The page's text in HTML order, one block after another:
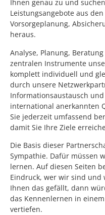
Ihnen genau zu und
Leistungsangebote aus
Vorsorgeplanung,
heraus.
Analyse, Planung,
zentralen Instrumente
komplett individuell und
durch unsere
Informationsaustausch
international anerkannten
Sie jederzeit umfassend
damit Sie Ihre Ziele
Die Basis dieser
Sympathie. Dafür müssen
lernen. Auf diesen Seiten
Eindruck, wer wir sind und
Ihnen das gefällt, dann
das Kennenlernen in
vertiefen.